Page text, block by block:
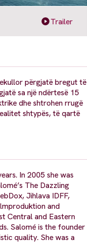
Trailer
përgjatë bregut të
sa një ndërtesë 15
dhe shtrohen rrugë
shtypës, të qartë
In 2005 she was
The Dazzling
Jihlava IDFF,
and
Central and Eastern
Salomé is the founder
quality. She was a